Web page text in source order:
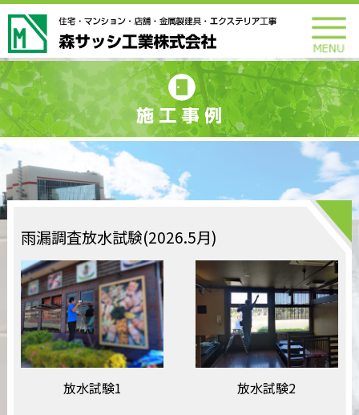
雨漏調査放水試験(2026.5月)
放水試験1 放水試験2